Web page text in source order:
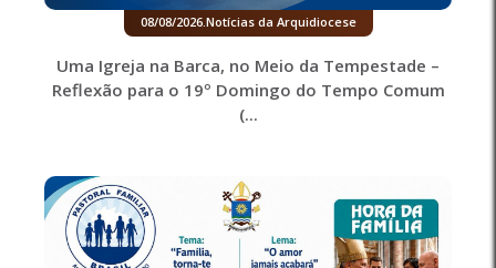
08/08/2026.Notícias da Arquidiocese
Uma Igreja na Barca, no Meio da Tempestade –
Reflexão para o 19º Domingo do Tempo Comum
(...